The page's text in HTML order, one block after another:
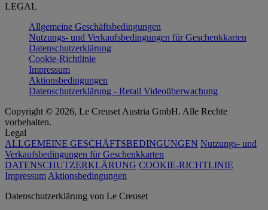
LEGAL
Allgemeine Geschäftsbedingungen
Nutzungs- und Verkaufsbedingungen für Geschenkkarten
Datenschutzerklärung
Cookie-Richtlinie
Impressum
Aktionsbedingungen
Datenschutzerklärung - Retail Videoüberwachung
Copyright © 2026, Le Creuset Austria GmbH. Alle Rechte
vorbehalten.
Legal
ALLGEMEINE GESCHÄFTSBEDINGUNGEN Nutzungs- und
Verkaufsbedingungen für Geschenkkarten
DATENSCHUTZERKLÄRUNG COOKIE-RICHTLINIE
Impressum Aktionsbedingungen
Datenschutz­erklärung von Le Creuset